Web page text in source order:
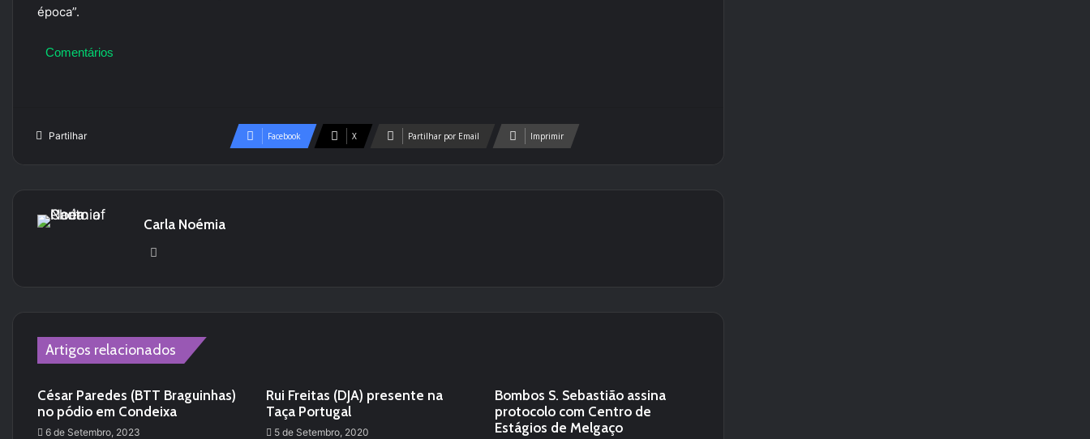
época”.
Comentários
Partilhar Facebook X Partilhar por Email Imprimir
Carla Noémia
Artigos relacionados
César Paredes (BTT Braguinhas)
no pódio em Condeixa
6 de Setembro, 2023
Rui Freitas (DJA) presente na
Taça Portugal
5 de Setembro, 2020
Bombos S. Sebastião assina
protocolo com Centro de
Estágios de Melgaço